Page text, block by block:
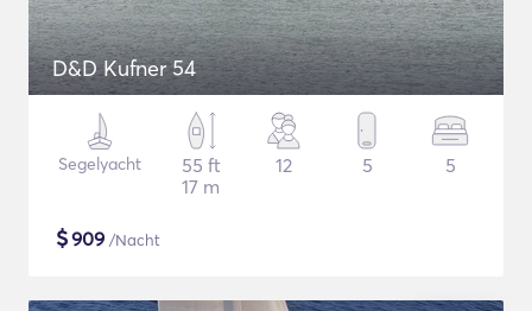
D&D Kufner 54
Segelyacht
55 ft
17 m
12 5 5
$909 /Nacht